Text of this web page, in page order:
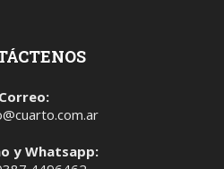
Correo:
y Whatsapp: